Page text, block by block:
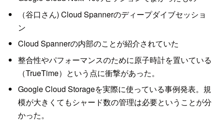
（谷口さん) Cloud Spannerのディープダイブセッショ
ン
Cloud Spannerの内部のことが紹介されていた
整合性やパフォーマンスのために原子時計を置いている
（TrueTime）という点に衝撃があった。
Google Cloud Storageを実際に使っている事例発表。規
模が大きくてもシャード数の管理は必要ということが分
かった。